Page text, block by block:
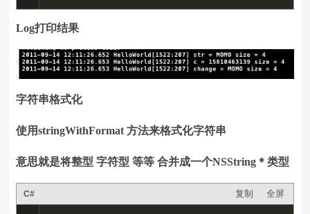
Log打印结果
字符串格式化
使用stringWithFormat 方法来格式化字符串
意思就是将整型 字符型 等等 合并成一个NSString＊类型
C# 复制 全屏